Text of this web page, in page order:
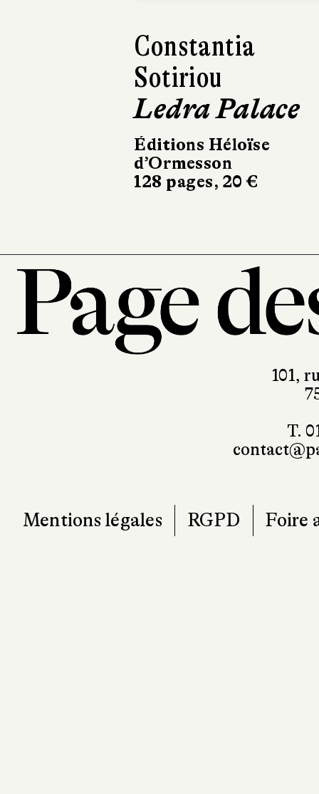
Constantia
Sotiriou
Ledra Palace
Éditions Héloïse
d’Ormesson
128 pages, 20 €
Jean-Marie
Bouissou
100 % Japon
Picquier Poche
600 pages, 12 €
101,
T.
Mentions légales RGPD Foire